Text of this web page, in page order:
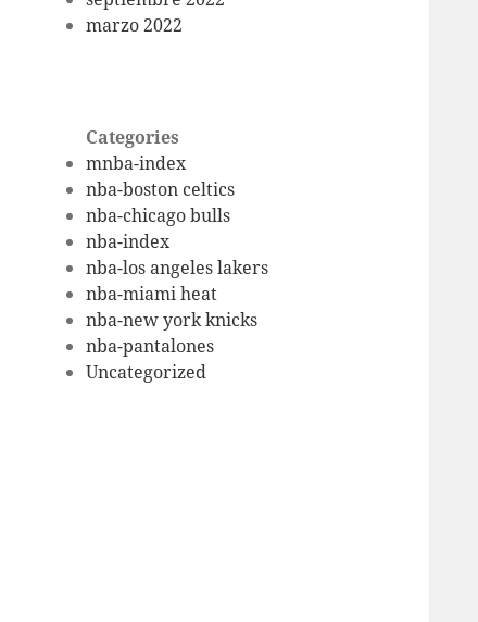
marzo 2022
Categories
mnba-index
nba-boston celtics
nba-chicago bulls
nba-index
nba-los angeles lakers
nba-miami heat
nba-new york knicks
nba-pantalones
Uncategorized